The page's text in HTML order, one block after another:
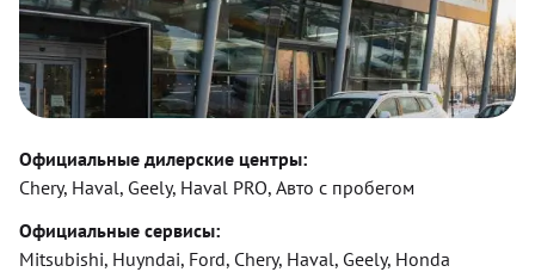
Официальные дилерские центры:
Chery, Haval, Geely, Haval PRO, Авто с пробегом
Официальные сервисы:
Mitsubishi, Huyndai, Ford, Chery, Haval, Geely, Honda